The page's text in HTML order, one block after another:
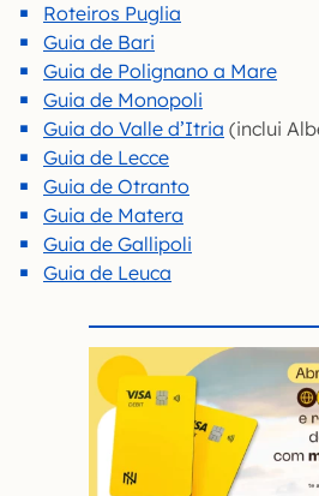
Roteiros Puglia
Guia de Bari
Guia de Polignano a Mare
Guia de Monopoli
Guia do Valle d’Itria (inclui
Guia de Lecce
Guia de Otranto
Guia de Matera
Guia de Gallipoli
Guia de Leuca